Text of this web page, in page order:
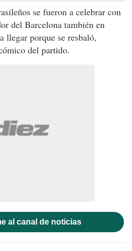
se fueron a celebrar con
del Barcelona también en
llegar porque se resbaló,
del partido.
al canal de noticias